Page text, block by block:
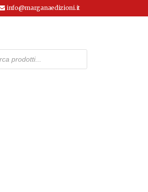
info@marganaedizioni.it